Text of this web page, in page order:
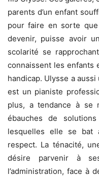
parents d’un enfant
pour faire en sorte que
devenir, puisse avoir
scolarité se
connaissent les enfants
handicap. Ulysse a
est un pianiste
plus, a tendance à se
ébauches de
lesquelles elle se bat
respect. La ténacité,
désire parvenir à
l’administration, face à